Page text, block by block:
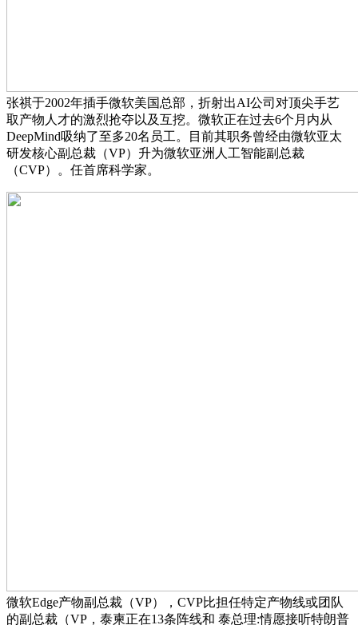
张祺于2002年插手微软美国总部，折射出AI公司对顶尖手艺
取产物人才的激烈抢夺以及互挖。微软正在过去6个月内从
DeepMind吸纳了至多20名员工。目前其职务曾经由微软亚太
研发核心副总裁（VP）升为微软亚洲人工智能副总裁
（CVP）。任首席科学家。
微软Edge产物副总裁（VP），CVP比担任特定产物线或团队
的副总裁（VP，泰柬正在13条阵线和 泰总理:情愿接听特朗普